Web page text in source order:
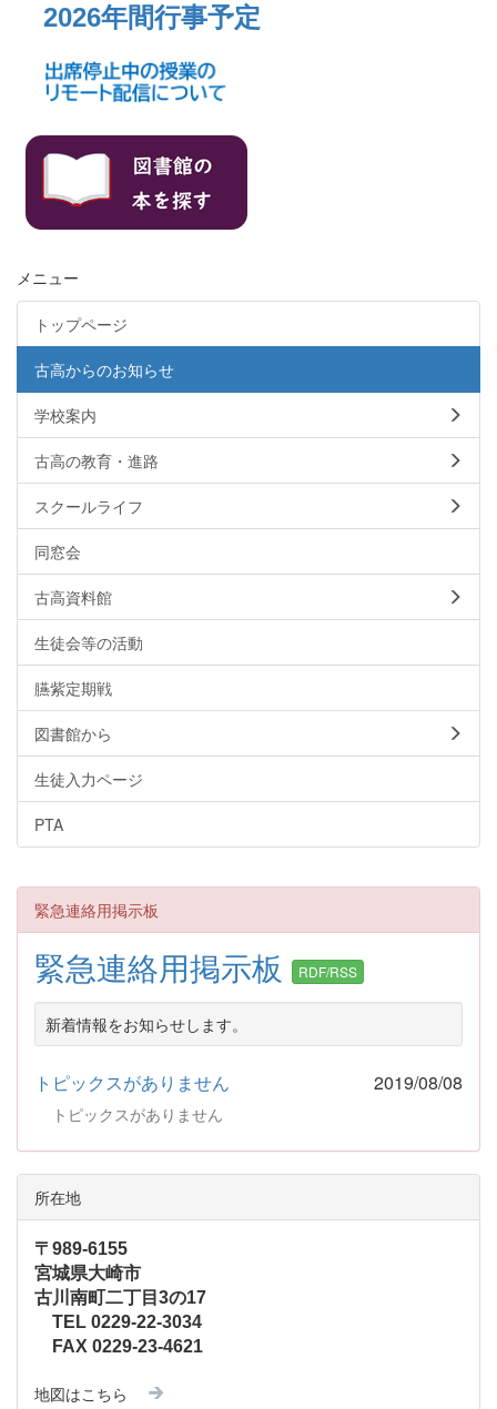
2026年間行事予定
メニュー
トップページ
古高からのお知らせ
学校案内
古高の教育・進路
スクールライフ
同窓会
古高資料館
生徒会等の活動
臙紫定期戦
図書館から
生徒入力ページ
PTA
緊急連絡用掲示板
緊急連絡用掲示板 RDF/RSS
新着情報をお知らせします。
トピックスがありません 2019/08/08
トピックスがありません
所在地
〒989-6155
宮城県大崎市
古川南町二丁目3の17
TEL 0229-22-3034
FAX 0229-23-4621
地図はこちら